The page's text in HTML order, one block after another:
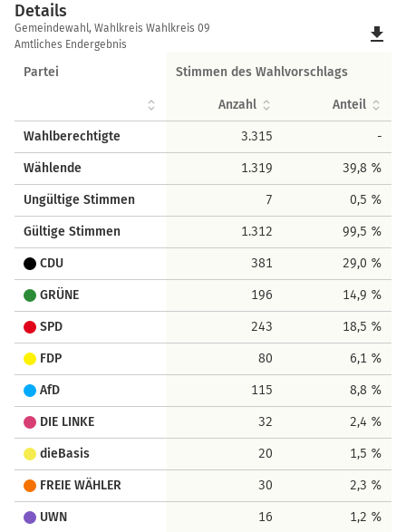
Details
Details
Gemeindewahl, Wahlkreis Wahlkreis 09
Amtliches Endergebnis
file_download
Partei Stimmen des Wahlvorschlags
Anzahl Anteil
Wahlberechtigte 3.315 -
Wählende 1.319 39,8 %
Ungültige Stimmen 7 0,5 %
Gültige Stimmen 1.312 99,5 %
CDU 381 29,0 %
GRÜNE 196 14,9 %
SPD 243 18,5 %
FDP 80 6,1 %
AfD 115 8,8 %
DIE LINKE 32 2,4 %
dieBasis 20 1,5 %
FREIE WÄHLER 30 2,3 %
UWN 16 1,2 %